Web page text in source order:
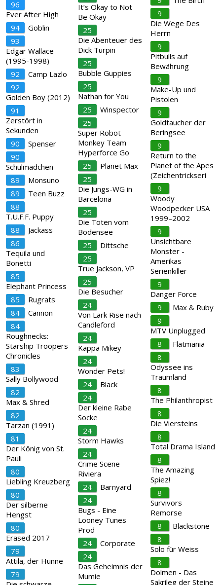
96
Ever After High
94
Goblin
93
Edgar Wallace
(1995-1998)
92
Camp Lazlo
92
Golden Boy (2012)
91
Zerstört in
Sekunden
90
Spenser
90
Schulmädchen
89
Monsuno
89
Teen Buzz
88
T.U.F.F. Puppy
88
Jackass
86
Tequila und
Bonetti
85
Elephant Princess
85
Rugrats
84
Cannon
84
Roughnecks:
Starship Troopers
Chronicles
83
Sally Bollywood
82
Max & Shred
82
Tarzan (1991)
81
Der König von St.
Pauli
80
Liebling Kreuzberg
80
Der silberne
Hengst
80
Erased 2017
79
Attila, der Hunne
79
It’s Okay to Not
Be Okay
25
Die Abenteuer des
Dick Turpin
25
Bubble Guppies
25
Nathan for You
25
Winspector
25
Super Robot
Monkey Team
Hyperforce Go
25
Planet Max
25
Die Jungs-WG in
Barcelona
25
Die Toten vom
Bodensee
25
Dittsche
25
True Jackson, VP
25
Die Besucher
24
Von Lark Rise nach
Candleford
24
Kappa Mikey
24
Wonder Pets!
24
Black
24
Der kleine Rabe
Socke
24
Storm Hawks
24
Crime Scene
Riviera
24
Barnyard
24
Bugs - Eine
Looney Tunes
Prod
24
Corporate
24
Das Geheimnis der
Mumie
9
Die Wege Des
Herrn
9
Pitbulls auf
Bewährung
9
Make-Up und
Pistolen
9
Goldtaucher der
Beringsee
9
Return to the
Planet of the Apes
(Zeichentrickseri
9
Woody
Woodpecker USA
1999–2002
9
Unsichtbare
Monster -
Amerikas
Serienkiller
9
Danger Force
9
Max & Ruby
9
MTV Unplugged
8
Flatmania
8
Odyssee ins
Traumland
8
The Philanthropist
8
Die Viersteins
8
Total Drama Island
8
The Amazing
Spiez!
8
Survivors
Remorse
8
Blackstone
8
Solo für Weiss
8
Dolmen - Das
Sakrileg der Steine